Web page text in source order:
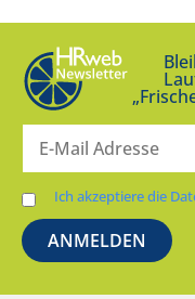
Ich akzeptiere die